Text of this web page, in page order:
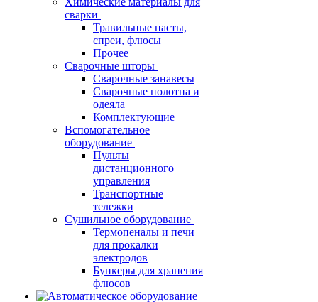
сварки
Травильные пасты,
спреи, флюсы
Прочее
Сварочные шторы
Сварочные занавесы
Сварочные полотна и
одеяла
Комплектующие
Вспомогательное
оборудование
Пульты
дистанционного
управления
Транспортные
тележки
Сушильное оборудование
Термопеналы и печи
для прокалки
электродов
Бункеры для хранения
флюсов